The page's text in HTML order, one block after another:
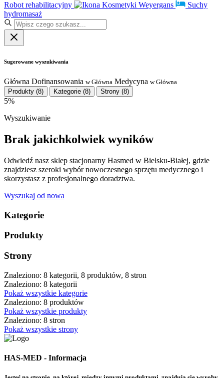
Robot rehabilitacyjny
Kosmetyki Weyergans
Suchy
hydromasaż
Sugerowane wyszukiwania
Główna Dofinansowania w Główna Medycyna w Główna
Produkty (8) Kategorie (8) Strony (8)
5%
Wyszukiwanie
Brak jakichkolwiek wyników
Odwiedź nasz sklep stacjonarny Hasmed w Bielsku-Białej, gdzie
znajdziesz szeroki wybór nowoczesnego sprzętu medycznego i
skorzystasz z profesjonalnego doradztwa.
Wyszukaj od nowa
Kategorie
Produkty
Strony
Znaleziono: 8 kategorii, 8 produktów, 8 stron
Znaleziono: 8 kategorii
Pokaż wszystkie kategorie
Znaleziono: 8 produktów
Pokaż wszystkie produkty
Znaleziono: 8 stron
Pokaż wszystkie strony
HAS-MED - Informacja